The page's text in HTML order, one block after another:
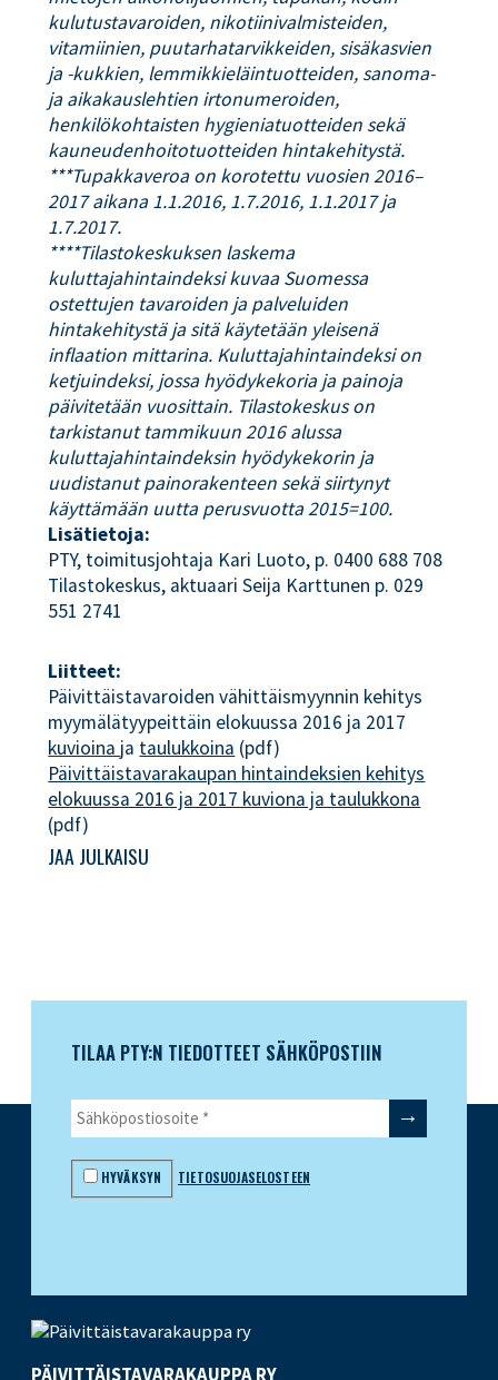
kulutustavaroiden, nikotiinivalmisteiden,
vitamiinien, puutarhatarvikkeiden, sisäkasvien
ja -kukkien, lemmikkieläintuotteiden, sanoma-
ja aikakauslehtien irtonumeroiden,
henkilökohtaisten hygieniatuotteiden sekä
kauneudenhoitotuotteiden hintakehitystä.
***Tupakkaveroa on korotettu vuosien 2016–
2017 aikana 1.1.2016, 1.7.2016, 1.1.2017 ja
1.7.2017.
****Tilastokeskuksen laskema
kuluttajahintaindeksi kuvaa Suomessa
ostettujen tavaroiden ja palveluiden
hintakehitystä ja sitä käytetään yleisenä
inflaation mittarina. Kuluttajahintaindeksi on
ketjuindeksi, jossa hyödykekoria ja painoja
päivitetään vuosittain. Tilastokeskus on
tarkistanut tammikuun 2016 alussa
kuluttajahintaindeksin hyödykekorin ja
uudistanut painorakenteen sekä siirtynyt
käyttämään uutta perusvuotta 2015=100.
Lisätietoja:
PTY, toimitusjohtaja Kari Luoto, p. 0400 688 708
Tilastokeskus, aktuaari Seija Karttunen p. 029
551 2741
Liitteet:
Päivittäistavaroiden vähittäismyynnin kehitys
myymälätyypeittäin elokuussa 2016 ja 2017
kuvioina ja taulukkoina (pdf)
Päivittäistavarakaupan hintaindeksien kehitys
elokuussa 2016 ja 2017 kuviona ja taulukkona
(pdf)
JAA JULKAISU
TILAA PTY:N TIEDOTTEET SÄHKÖPOSTIIN
HYVÄKSYN TIETOSUOJASELOSTEEN
PÄIVITTÄISTAVARA­KAUPPA RY